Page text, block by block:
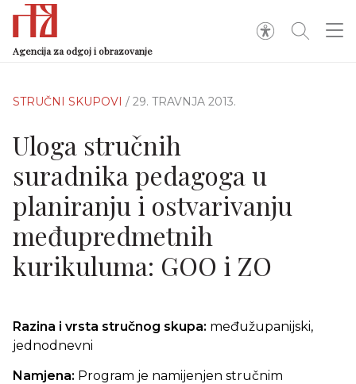
Agencija za odgoj i obrazovanje
STRUČNI SKUPOVI / 29. TRAVNJA 2013.
Uloga stručnih
suradnika pedagoga u
planiranju i ostvarivanju
međupredmetnih
kurikuluma: GOO i ZO
Razina i vrsta stručnog skupa: međužupanijski,
jednodnevni
Namjena: Program je namijenjen stručnim